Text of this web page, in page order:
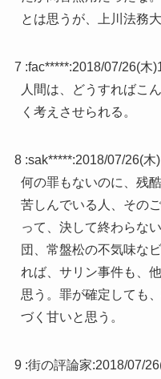
とは思うが、上川法務
7 :fac*****:2018/07/26(木
人間は、どうすればこ
く考えさせられる。
8 :sak*****:2018/07/26(木
何の罪もないのに、残
苦しんでいる人、その
って、決して終わらな
団、常盤松の不気味な
れば、サリン事件も、
思う。罪が確定しても
づく甘いと思う。
9 :街の評論家:2018/07/